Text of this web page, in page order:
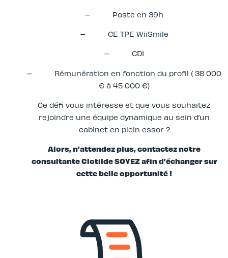
– Poste en 39h
– CE TPE WiiSmile
– CDI
– Rémunération en fonction du profil ( 38 000
€ à 45 000 €)
Ce défi vous intéresse et que vous souhaitez
rejoindre une équipe dynamique au sein d’un
cabinet en plein essor ?
Alors, n’attendez plus, contactez notre
consultante Clotilde SOYEZ afin d’échanger sur
cette belle opportunité !